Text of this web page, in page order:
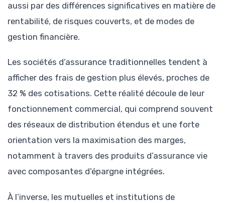
aussi par des différences significatives en matière de
rentabilité, de risques couverts, et de modes de
gestion financière.
Les sociétés d’assurance traditionnelles tendent à
afficher des frais de gestion plus élevés, proches de
32 % des cotisations. Cette réalité découle de leur
fonctionnement commercial, qui comprend souvent
des réseaux de distribution étendus et une forte
orientation vers la maximisation des marges,
notamment à travers des produits d’assurance vie
avec composantes d’épargne intégrées.
À l’inverse, les mutuelles et institutions de